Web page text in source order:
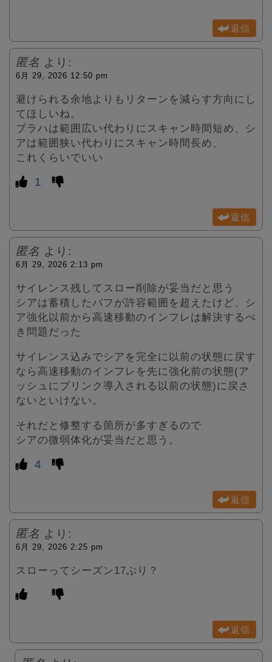
返信
匿名 より:
6月 29, 2026 12:50 pm
避けられる余地よりもリターンを減らす方向にし
てほしいね。
ブラハは範囲広い代わりにスキャン時間短め、シ
アは範囲狭い代わりにスキャン時間長め、
これくらいでいい
1
返信
匿名 より:
6月 29, 2026 2:13 pm
サイレンス残してスロー削除が妥当だと思う
シアは蓄積したバフが許容範囲を超えたけど、シ
ア強化以前から高速移動のインフレは解決するべ
き問題だった
サイレンス込みでシアを完全に以前の状態に戻す
なら高速移動のインフレを先に強化前の状態(ア
ッシュにブリンク導入される以前の状態)に戻さ
ないといけない。
それだと修整する箇所が多すぎるので
シアの微弱体化が妥当だと思う。
4
返信
匿名 より:
6月 29, 2026 2:25 pm
スローってシーズン17ぶり？
返信